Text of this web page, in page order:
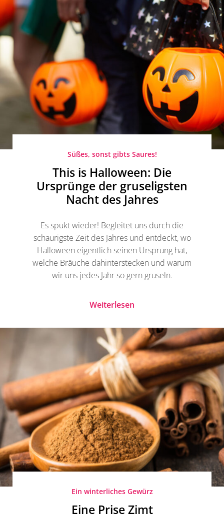
Süßes, sonst gibts Saures!
This is Halloween: Die
Ursprünge der gruseligsten
Nacht des Jahres
Es spukt wieder! Begleitet uns durch die
schaurigste Zeit des Jahres und entdeckt, wo
Halloween eigentlich seinen Ursprung hat,
welche Bräuche dahinterstecken und warum
wir uns jedes Jahr so gern gruseln.
Weiterlesen
Ein winterliches Gewürz
Eine Prise Zimt